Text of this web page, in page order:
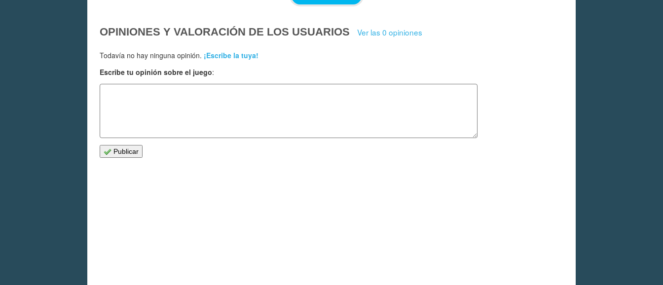
OPINIONES Y VALORACIÓN DE LOS USUARIOS Ver las 0 opiniones
Todavía no hay ninguna opinión. ¡Escribe la tuya!
Escribe tu opinión sobre el juego:
Publicar